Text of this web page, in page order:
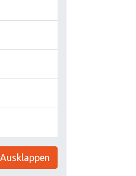
Ausklappen